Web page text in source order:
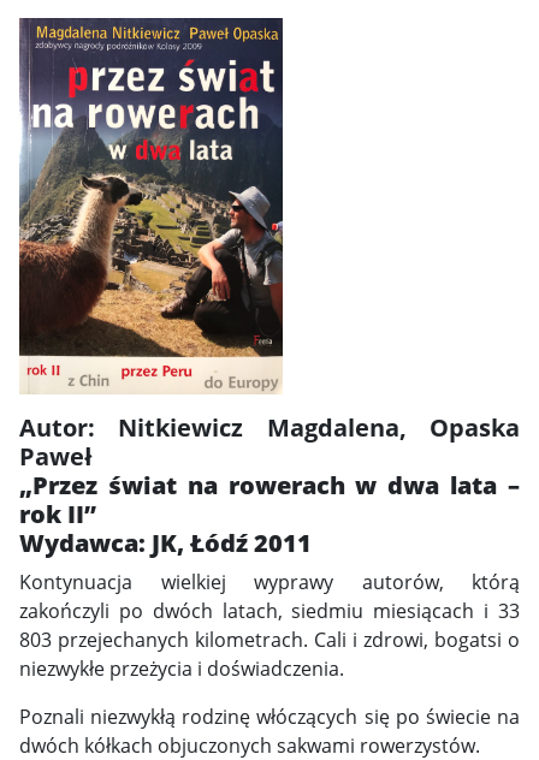
Autor: Nitkiewicz Magdalena, Opaska
Paweł
„Przez świat na rowerach w dwa lata –
rok II”
Wydawca: JK, Łódź 2011
Kontynuacja wielkiej wyprawy autorów, którą
zakończyli po dwóch latach, siedmiu miesiącach i 33
803 przejechanych kilometrach. Cali i zdrowi, bogatsi o
niezwykłe przeżycia i doświadczenia.
Poznali niezwykłą rodzinę włóczących się po świecie na
dwóch kółkach objuczonych sakwami rowerzystów.